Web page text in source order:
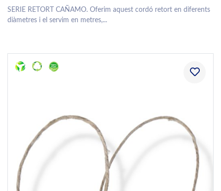
SERIE RETORT CAÑAMO. Oferim aquest cordó retort en diferents
diàmetres i el servim en metres,...